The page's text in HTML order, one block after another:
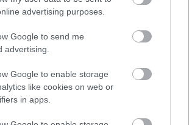
advertising purposes.
Google to send me
advertising.
Google to enable storage
like cookies on web or
in apps.